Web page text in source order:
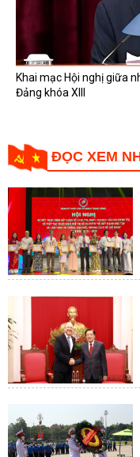
Khai mạc Hội nghị giữa
Đảng khóa XIII
ĐỌC XEM